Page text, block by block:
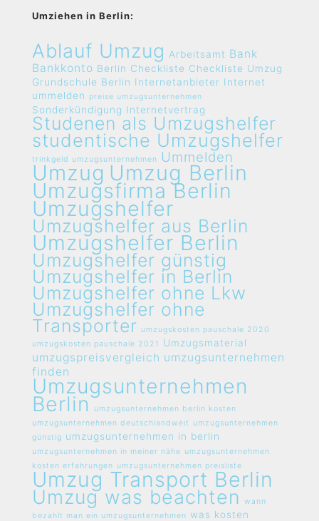
Umziehen in Berlin:
Ablauf Umzug Arbeitsamt Bank
Bankkonto Berlin Checkliste Checkliste Umzug
Grundschule Berlin Internetanbieter Internet
ummelden
preise umzugsunternehmen
Sonderkündigung Internetvertrag
Studenen als Umzugshelfer
studentische Umzugshelfer
trinkgeld umzugsunternehmen Ummelden
Umzug Umzug Berlin
Umzugsfirma Berlin
Umzugshelfer
Umzugshelfer aus Berlin
Umzugshelfer Berlin
Umzugshelfer günstig
Umzugshelfer in Berlin
Umzugshelfer ohne Lkw
Umzugshelfer ohne
Transporter umzugskosten pauschale 2020
umzugskosten pauschale 2021
Umzugsmaterial
umzugspreisvergleich umzugsunternehmen
finden
Umzugsunternehmen
Berlin
umzugsunternehmen berlin kosten
umzugsunternehmen deutschlandweit
umzugsunternehmen
günstig umzugsunternehmen in berlin
umzugsunternehmen in meiner nähe umzugsunternehmen
kosten erfahrungen umzugsunternehmen preisliste
Umzug Transport Berlin
Umzug was beachten
wann
bezahlt man ein umzugsunternehmen was kosten